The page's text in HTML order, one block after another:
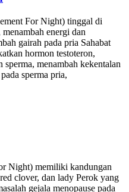
For Night) tinggal di
energi dan
gairah pada pria Sahabat
hormon testoteron,
sperma, menambah kekentalan
sperma pria,
Night) memiliki kandungan
clover, dan lady Perok yang
gejala menopause pada